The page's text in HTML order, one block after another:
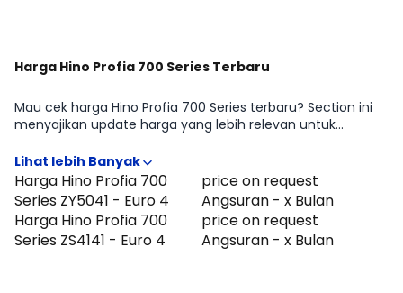
Harga Hino Profia 700 Series Terbaru
Mau cek harga Hino Profia 700 Series terbaru? Section ini
menyajikan update harga yang lebih relevan untuk
dengan gambaran perbedaan harga antar tipe Hino Profia
700 Series ZY5041 - Euro 4, Hino Profia 700 Series ZS4141 -
Euro 4. Cocok untuk kamu yang ingin cepat tahu
positioning Hino Profia 700 Series di kelasnya sebelum
lanjut membandingkan fitur atau menghitung
kemampuan cicilan.
Harga Hino Profia 700
Series ZY5041 - Euro 4
price on request
Angsuran - x Bulan
Harga Hino Profia 700
Series ZS4141 - Euro 4
price on request
Angsuran - x Bulan